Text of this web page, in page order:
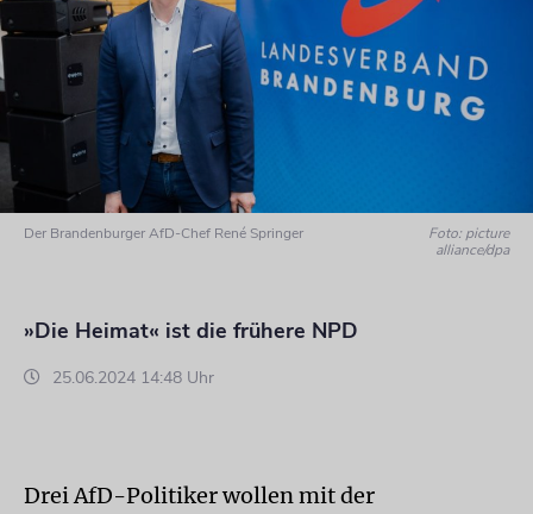
Der Brandenburger AfD-Chef René Springer
Foto: picture
alliance/dpa
»Die Heimat« ist die frühere NPD
25.06.2024 14:48 Uhr
Drei AfD-Politiker wollen mit der